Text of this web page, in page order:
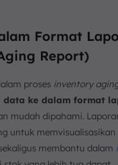
Format
Report)
proses inventory
data ke dalam format
mudah dipahami.
untuk memvisualisasikan
membantu dalam